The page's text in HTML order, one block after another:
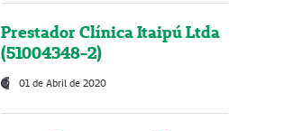
Prestador Clínica Itaipú Ltda
(51004348-2)
01 de Abril de 2020